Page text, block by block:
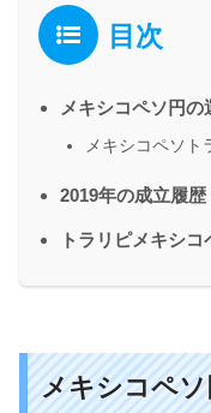
目次
メキシコペソ円の
メキシコペソト
2019年の成立履歴
トラリピメキシ
メキシコペ